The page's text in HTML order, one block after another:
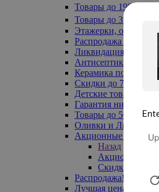
Товары до 199₽
Товары до 399₽
Этажерки, обувницы
Распродажа
Ликвидация до -70%
Антисептики
Керамика по 129 руб
Скидки до 70%
Детские товары
Гарантия низкой
Товары до 500 руб
Оливки и Лимоны
Акционные товары
Назад
Акционные
Скидка 20% по
Распродажа!
Лучшая цена